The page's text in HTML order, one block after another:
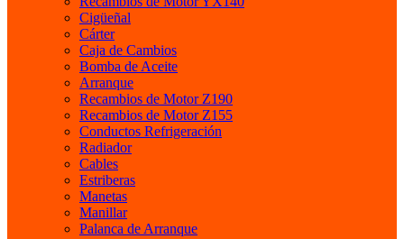
Cigüeñal
Cárter
Caja de Cambios
Bomba de Aceite
Arranque
Recambios de Motor Z190
Recambios de Motor Z155
Conductos Refrigeración
Radiador
Cables
Estriberas
Manetas
Manillar
Palanca de Arranque